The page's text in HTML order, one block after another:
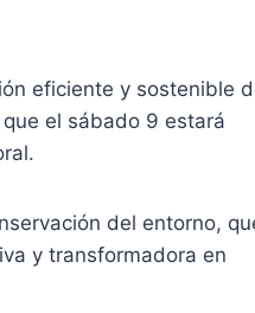
eficiente y sostenible
el sábado 9 estará
del entorno,
y transformadora en